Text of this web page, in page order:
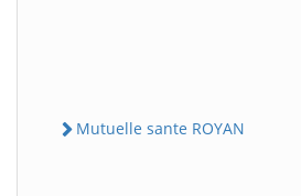
Mutuelle sante ROYAN